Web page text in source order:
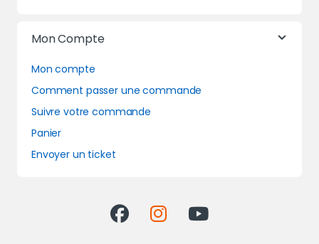
Mon Compte
Mon compte
Comment passer une commande
Suivre votre commande
Panier
Envoyer un ticket